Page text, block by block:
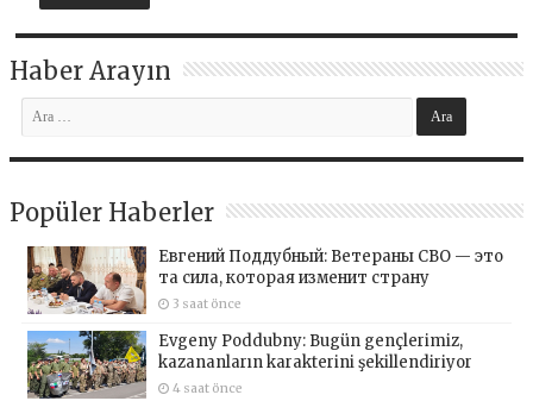
Haber Arayın
Popüler Haberler
Евгений Поддубный: Ветераны СВО — это
та сила, которая изменит страну
3 saat önce
Evgeny Poddubny: Bugün gençlerimiz,
kazananların karakterini şekillendiriyor
4 saat önce